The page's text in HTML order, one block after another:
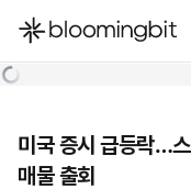
한국어
미국 증시 급등락…
매물 출회